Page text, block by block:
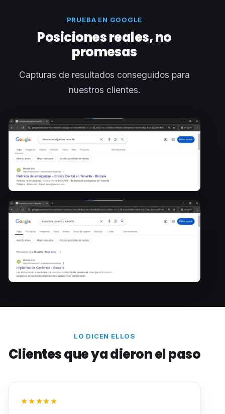
PRUEBA EN GOOGLE
Posiciones reales, no
promesas
Capturas de resultados conseguidos para
nuestros clientes.
LO DICEN ELLOS
Clientes que ya dieron el paso
★★★★★